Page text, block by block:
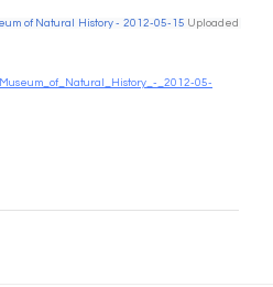
of Natural History - 2012-05-15 Uploaded
_2012-05-